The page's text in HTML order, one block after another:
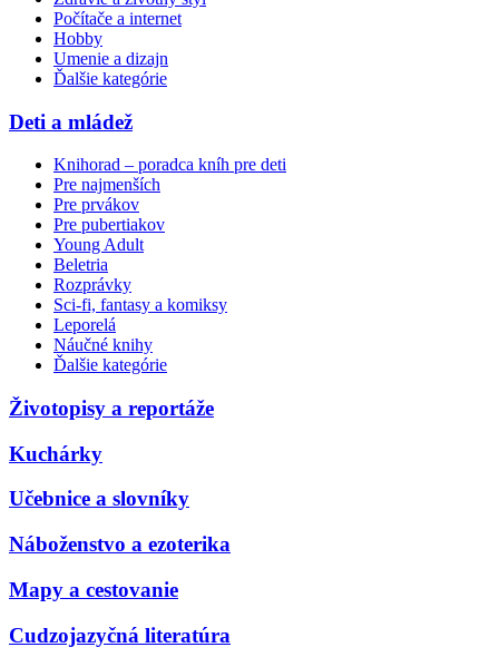
Počítače a internet
Hobby
Umenie a dizajn
Ďalšie kategórie
Deti a mládež
Knihorad – poradca kníh pre deti
Pre najmenších
Pre prvákov
Pre pubertiakov
Young Adult
Beletria
Rozprávky
Sci-fi, fantasy a komiksy
Leporelá
Náučné knihy
Ďalšie kategórie
Životopisy a reportáže
Kuchárky
Učebnice a slovníky
Náboženstvo a ezoterika
Mapy a cestovanie
Cudzojazyčná literatúra